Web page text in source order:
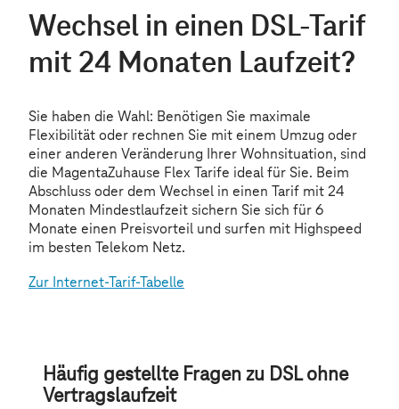
Häufig gestellte Fragen zu DSL ohne
Vertragslaufzeit